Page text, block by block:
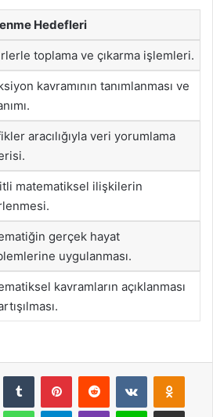
Hedefleri
toplama ve çıkarma işlemleri.
kavramının tanımlanması ve
aracılığıyla veri yorumlama
matematiksel ilişkilerin
gerçek hayat
uygulanması.
kavramların açıklanması
Tumblr PinterestReddit VKontakte
WhatsAppTelegramViber Line E-Posta ile